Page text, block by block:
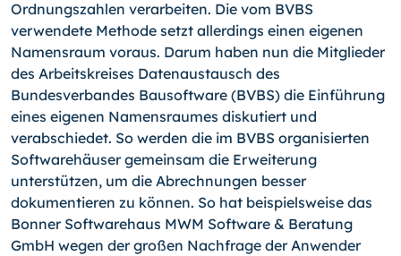
Ordnungszahlen verarbeiten. Die vom BVBS
verwendete Methode setzt allerdings einen eigenen
Namensraum voraus. Darum haben nun die Mitglieder
des Arbeitskreises Datenaustausch des
Bundesverbandes Bausoftware (BVBS) die Einführung
eines eigenen Namensraumes diskutiert und
verabschiedet. So werden die im BVBS organisierten
Softwarehäuser gemeinsam die Erweiterung
unterstützen, um die Abrechnungen besser
dokumentieren zu können. So hat beispielsweise das
Bonner Softwarehaus MWM Software & Beratung
GmbH wegen der großen Nachfrage der Anwender